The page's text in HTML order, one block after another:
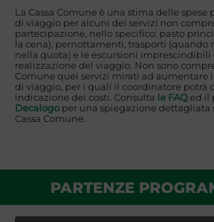
La Cassa Comune è una stima delle spese
di viaggio per alcuni dei servizi non
partecipazione, nello specifico: pasto
la cena), pernottamenti, trasporti (quando
nella quota) e le escursioni imprescindibili
realizzazione del viaggio. Non sono
Comune quei servizi mirati ad aumentare
di viaggio, per i quali il coordinatore potrà
indicazione dei costi. Consulta le FAQed il
Decalogoper una spiegazione dettagliata
Cassa Comune.
PARTENZE